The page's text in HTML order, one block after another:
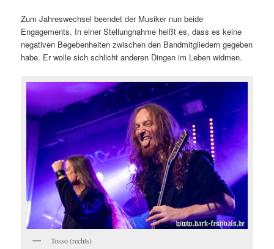
Zum Jahreswechsel beendet der Musiker nun beide
Engagements. In einer Stellungnahme heißt es, dass es keine
negativen Begebenheiten zwischen den Bandmitgliedern gegeben
habe. Er wolle sich schlicht anderen Dingen im Leben widmen.
Tosso (rechts)